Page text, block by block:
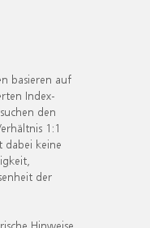
basieren auf
Index-
den
1:1
dabei keine
der